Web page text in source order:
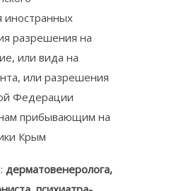
иностранных
разрешения на
или вида на
или разрешения
Федерации
прибывающим на
Крым
дерматовенеролога,